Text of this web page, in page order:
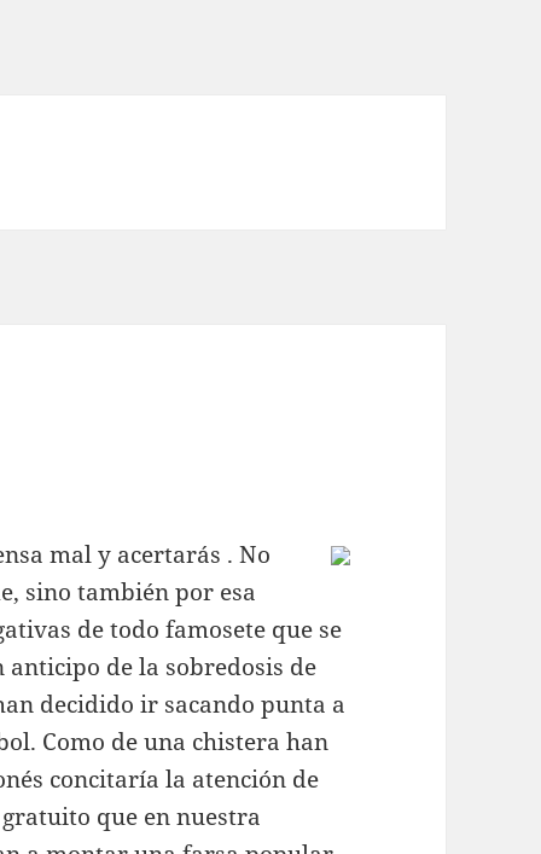
mal y acertarás . No
sino también por esa
de todo famosete que se
de la sobredosis de
decidido ir sacando punta a
Como de una chistera han
concitaría la atención de
que en nuestra